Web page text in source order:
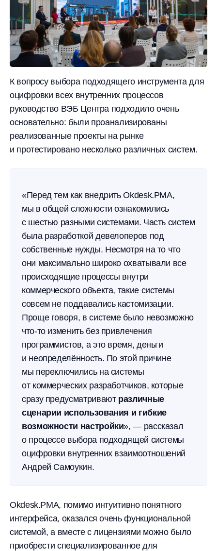
К вопросу выбора подходящего инструмента для
оцифровки всех внутренних процессов
руководство ВЭБ Центра подходило очень
основательно: были проанализированы
реализованные проекты на рынке
и протестировано несколько различных систем.
«Перед тем как внедрить Okdesk.PMA,
мы в общей сложности ознакомились
с шестью разными системами. Часть систем
была разработкой девелоперов под
собственные нужды. Несмотря на то что
они максимально широко охватывали все
происходящие процессы внутри
коммерческого объекта, такие системы
совсем не поддавались кастомизации.
Проще говоря, в системе было невозможно
что-то изменить без привлечения
программистов, а это время, деньги
и неопределённость. По этой причине
мы переключились на системы
от коммерческих разработчиков, которые
сразу предусматривают различные
сценарии использования и гибкие
возможности настройки», — рассказал
о процессе выбора подходящей системы
оцифровки внутренних взаимоотношений
Андрей Самоукин.
Okdesk.PMA, помимо интуитивно понятного
интерфейса, оказался очень функциональной
системой, а вместе с лицензиями можно было
приобрести специализированное для